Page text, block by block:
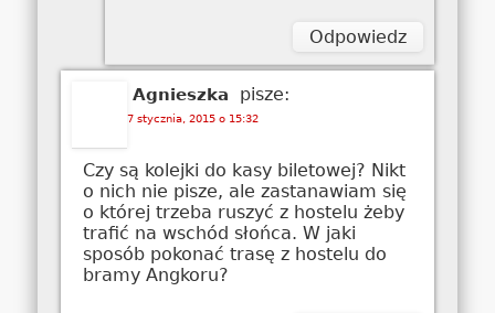
Odpowiedz
Agnieszka pisze:
7 stycznia, 2015 o 15:32
Czy są kolejki do kasy biletowej? Nikt
o nich nie pisze, ale zastanawiam się
o której trzeba ruszyć z hostelu żeby
trafić na wschód słońca. W jaki
sposób pokonać trasę z hostelu do
bramy Angkoru?